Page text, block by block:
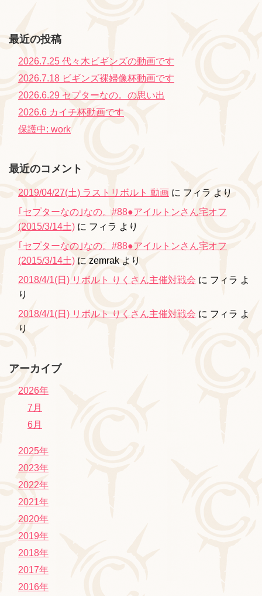
最近の投稿
2026.7.25 代々木ビギンズの動画です
2026.7.18 ビギンズ裸婦像杯動画です
2026.6.29 セプターなの。の思い出
2026.6 カイチ杯動画です
保護中: work
最近のコメント
2019/04/27(土) ラストリボルト 動画 に フィラ より
｢セプターなの｣なの。#88●アイルトンさん宅オフ
(2015/3/14土) に フィラ より
｢セプターなの｣なの。#88●アイルトンさん宅オフ
(2015/3/14土) に zemrak より
2018/4/1(日) リボルト りくさん主催対戦会 に フィラ よ
り
2018/4/1(日) リボルト りくさん主催対戦会 に フィラ よ
り
アーカイブ
2026年
7月
6月
2025年
2023年
2022年
2021年
2020年
2019年
2018年
2017年
2016年